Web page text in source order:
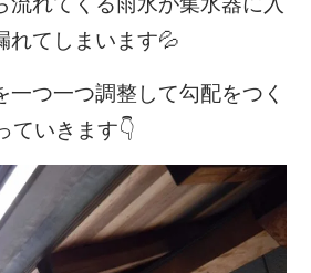
れてしまいます💦
一つ一つ調整して勾配をつく
ていきます👇